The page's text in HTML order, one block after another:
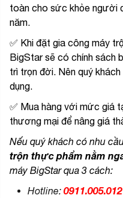
toàn cho sức khỏe người
năm.
✅ Khi đặt gia công máy
BigStar sẽ có chính sách
trì trọn đời. Nên quý
dụng.
✅ Mua hàng với mức giá
thương mại để nâng giá
Nếu quý khách có nhu
trộn thực phẩm nằm
máy BigStar qua 3 cách:
Hotline: 0911.005.012